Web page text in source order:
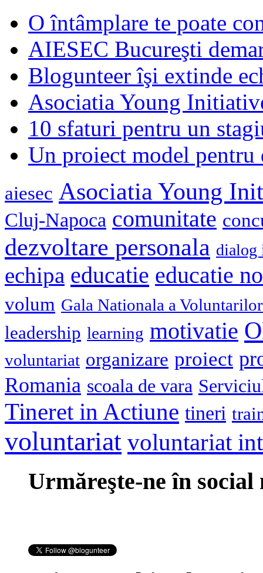
O întâmplare te poate
AIESEC Bucureşti
Blogunteer îşi extinde
Asociatia Young
10 sfaturi pentru un
Un proiect model
aiesec Asociatia Young
Cluj-Napoca comunitate
dezvoltare personala dialog
echipa educatie educatie
volum Gala Nationala a Voluntarilor
leadership learning motivatie
voluntariat organizare proiect
Romania scoala de vara
Tineret in Actiune tineri
voluntariat voluntariat
Urmăreşte-ne în social